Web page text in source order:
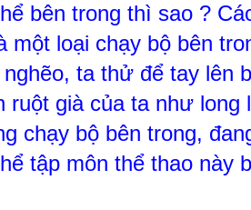
bên trong thì sao ?
một loại chạy bộ bên
hẽo, ta thử để tay lên
ruột già của ta như
chạy bộ bên trong,
tập môn thể thao này